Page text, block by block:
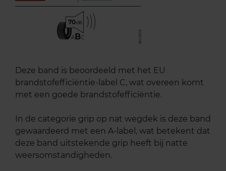
70
ABC
Deze band is beoordeeld met het EU
brandstofefficiëntie-label C, wat overeen komt
met een goede brandstofefficiëntie.
In de categorie grip op nat wegdek is deze band
gewaardeerd met een A-label, wat betekent dat
deze band uitstekende grip heeft bij natte
weersomstandigheden.